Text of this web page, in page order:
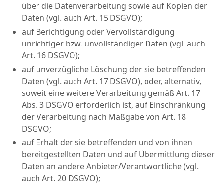
über die Datenverarbeitung sowie auf Kopien der
Daten (vgl. auch Art. 15 DSGVO);
auf Berichtigung oder Vervollständigung
unrichtiger bzw. unvollständiger Daten (vgl. auch
Art. 16 DSGVO);
auf unverzügliche Löschung der sie betreffenden
Daten (vgl. auch Art. 17 DSGVO), oder, alternativ,
soweit eine weitere Verarbeitung gemäß Art. 17
Abs. 3 DSGVO erforderlich ist, auf Einschränkung
der Verarbeitung nach Maßgabe von Art. 18
DSGVO;
auf Erhalt der sie betreffenden und von ihnen
bereitgestellten Daten und auf Übermittlung dieser
Daten an andere Anbieter/Verantwortliche (vgl.
auch Art. 20 DSGVO);